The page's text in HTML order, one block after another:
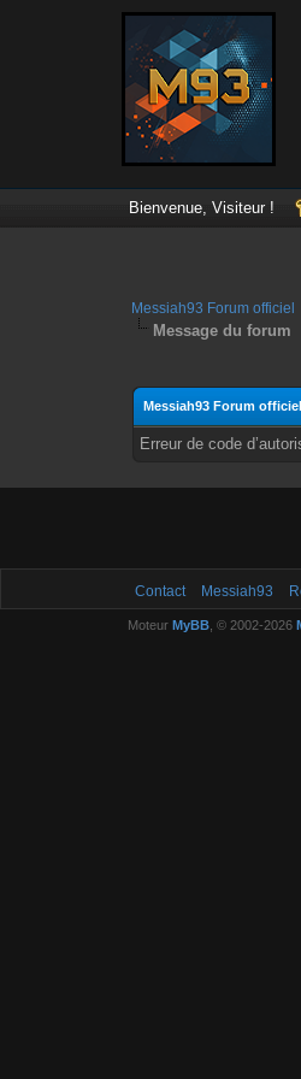
Bienvenue, Visiteur !
Messiah93 Forum officiel
Message du forum
Messiah93 Forum officiel
Erreur de code
Contact Messiah93
Moteur MyBB, © 2002-2026